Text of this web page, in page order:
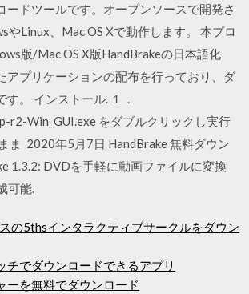
ードツールです。オープンソースで開発さ
やLinux、Mac OS Xで動作します。 本プロ
版/Mac OS X版HandBrakeの日本語化
アプリケーションの配布を行っており、ダ
。 インストール. １．
r2-Win_GUI.exe をダブルクリックし実行
ま 2020年5月7日 HandBrake 無料ダウン
1.3.2: DVDを手軽に動画ファイルに変換
可能.
の5thsインタラクティブサークルをダウン
チでダウンロードできるアプリ
ーを無料でダウンロード